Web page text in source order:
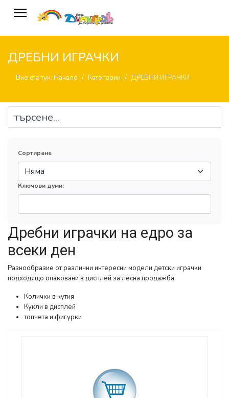
ДРЕБНИ ИГРАЧКИ
Вие сте тук: Начало Категории ДРЕБНИ ИГРАЧКИ
Сортиране
Ключови думи:
Дребни играчки на едро за
всеки ден
Разнообразие от различни интересни модели детски играчки
подходящо опаковани в дисплей за лесна продажба.
Колички в кутия
Кукли в дисплей
топчета и фигурки